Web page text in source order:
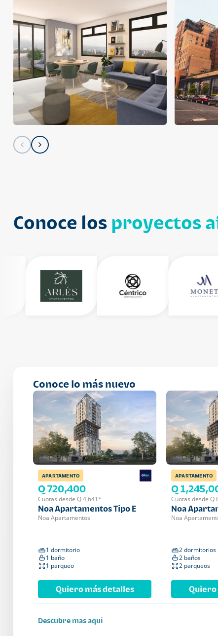
Conoce los proyectos
Conoce lo más nuevo
APARTAMENTO
Q 720,400
Cuotas desde Q 4,641*
Noa Apartamentos Tipo E
Noa Apartamentos
1 dormitorio
1 baño
1 parqueo
Quiero más detalles
APARTAMENTO
Q
Cuotas desde Q
Noa
Noa
2 dormitorios
2 baños
2 parqueos
Quiero
Descubre mas aqui